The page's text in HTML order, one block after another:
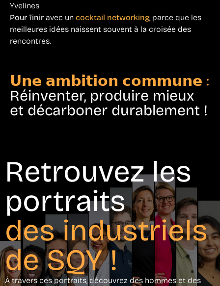
Yvelines
Pour finir avec un cocktail networking , parce que les
meilleures idées naissent souvent à la croisée des
rencontres.
𝗨𝗻𝗲 𝗮𝗺𝗯𝗶𝘁𝗶𝗼𝗻 𝗰𝗼𝗺𝗺𝘂𝗻𝗲 :
Réinventer, produire mieux
et décarboner durablement !
Retrouvez les
portraits
des industriels
de SQY !
À travers ces portraits, découvrez des hommes et des